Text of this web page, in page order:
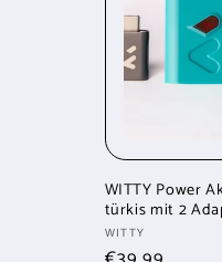
g
o
r
i
WITTY Power
türkis mit 2
Anbieter:
WITTY